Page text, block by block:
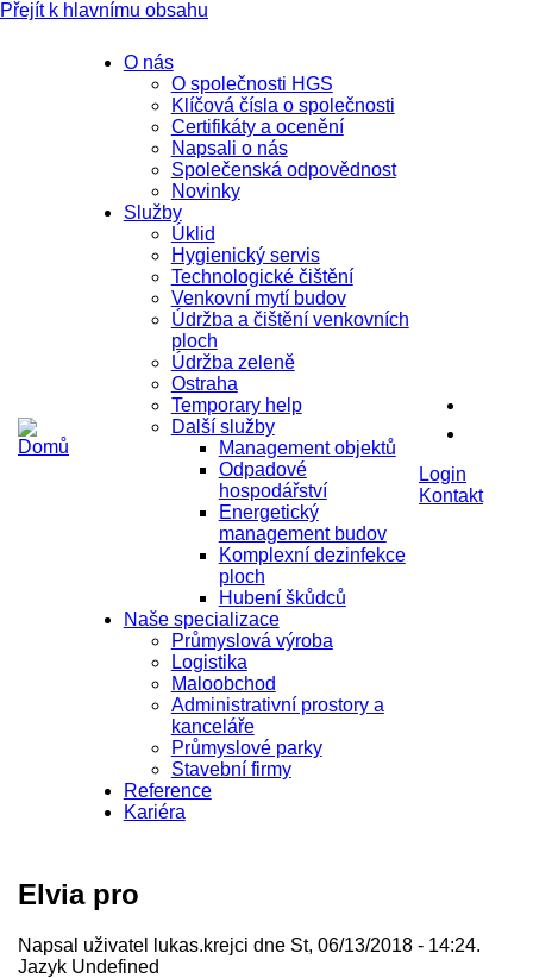
Přejít k hlavnímu obsahu
O nás
O společnosti HGS
Klíčová čísla o společnosti
Certifikáty a ocenění
Napsali o nás
Společenská odpovědnost
Novinky
Služby
Úklid
Hygienický servis
Technologické čištění
Venkovní mytí budov
Údržba a čištění venkovních
ploch
Údržba zeleně
Ostraha
Temporary help
Další služby
Management objektů
Odpadové
hospodářství
Energetický
management budov
Komplexní dezinfekce
ploch
Hubení škůdců
Naše specializace
Průmyslová výroba
Logistika
Maloobchod
Administrativní prostory a
kanceláře
Průmyslové parky
Stavební firmy
Reference
Kariéra
Login
Kontakt
Elvia pro
Napsal uživatel lukas.krejci dne St, 06/13/2018 - 14:24.
Jazyk Undefined